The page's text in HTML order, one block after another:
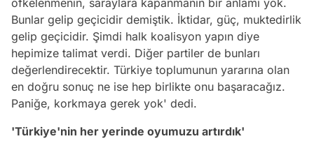
Bunlar gelip geçicidir demiştik. İktidar, güç, muktedirlik
gelip geçicidir. Şimdi halk koalisyon yapın diye
hepimize talimat verdi. Diğer partiler de bunları
değerlendirecektir. Türkiye toplumunun yararına olan
en doğru sonuç ne ise hep birlikte onu başaracağız.
Paniğe, korkmaya gerek yok' dedi.
'Türkiye'nin her yerinde oyumuzu artırdık'